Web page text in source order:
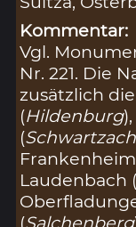
Kommentar:
Vgl.
Nr. 221. Die
zusätzlich
(Hildenburg
(Schwartzach
Laudenbach (
(Salchenberg